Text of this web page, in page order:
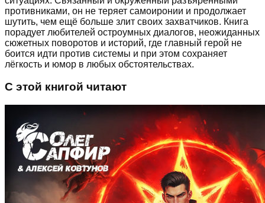
противниками, он не теряет самоиронии и продолжает
шутить, чем ещё больше злит своих захватчиков. Книга
порадует любителей остроумных диалогов, неожиданных
сюжетных поворотов и историй, где главный герой не
боится идти против системы и при этом сохраняет
лёгкость и юмор в любых обстоятельствах.
С этой книгой читают